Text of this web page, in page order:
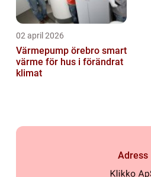
02 april 2026
Värmepump örebro smart
värme för hus i förändrat
klimat
Adress